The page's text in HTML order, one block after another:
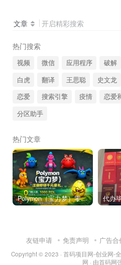
文章 开启精彩搜索
热门搜索
视频 微信 应用程序 破解
白虎
翻译 王思聪 史文龙
恋爱
搜索引擎 疫情 恋爱
分区助手
热门文章
Polymon（宝力梦）零撸链游天花板，稳定收益，轻松变现，今日全球首发！
友链申请 免责声明 广告合
Copyright © 2023 · 首码项目网-创业网-
网 · 由首码网